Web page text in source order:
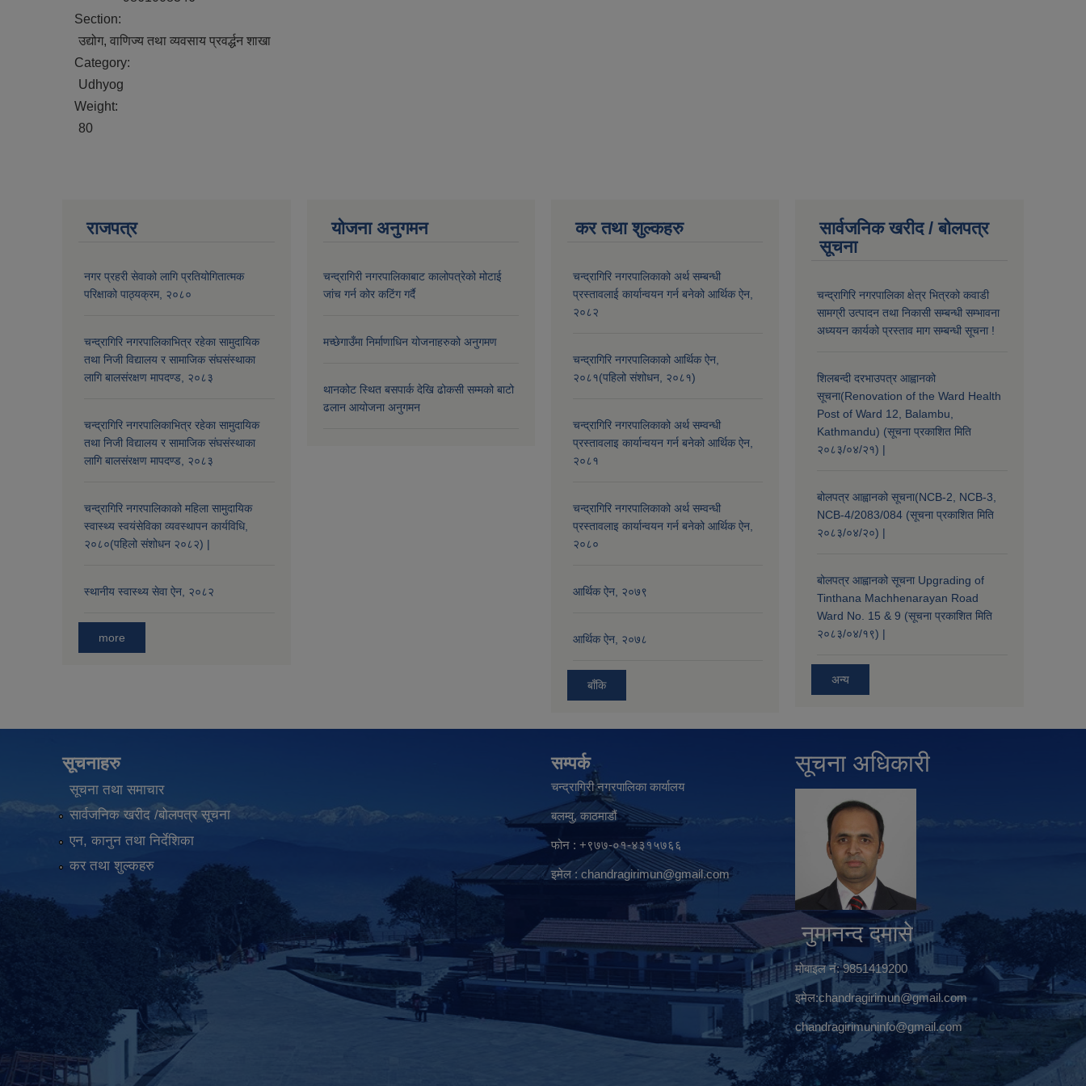
Section:
उद्योग, वाणिज्य तथा व्यवसाय प्रवर्द्धन शाखा
Category:
Udhyog
Weight:
80
राजपत्र
नगर प्रहरी सेवाको लागि प्रतियोगितात्मक
परिक्षाको पाठ्यक्रम, २०८०
चन्द्रागिरि नगरपालिकाभित्र रहेका सामुदायिक
तथा निजी विद्यालय र सामाजिक संघसंस्थाका
लागि बालसंरक्षण मापदण्ड, २०८३
चन्द्रागिरि नगरपालिकाभित्र रहेका सामुदायिक
तथा निजी विद्यालय र सामाजिक संघसंस्थाका
लागि बालसंरक्षण मापदण्ड, २०८३
चन्द्रागिरि नगरपालिकाको महिला सामुदायिक
स्वास्थ्य स्वयंसेविका व्यवस्थापन कार्यविधि,
२०८०(पहिलो संशोधन २०८२) |
स्थानीय स्वास्थ्य सेवा ऐन, २०८२
more
योजना अनुगमन
चन्द्रागिरी नगरपालिकाबाट कालोपत्रेको मोटाई
जांच गर्न कोर कटिंग गर्दै
मच्छेगाउँमा निर्माणाधिन योजनाहरुको अनुगमण
थानकोट स्थित बसपार्क देखि ढोकसी सम्मको बाटो
ढलान आयोजना अनुगमन
कर तथा शुल्कहरु
चन्द्रागिरि नगरपालिकाको अर्थ सम्बन्धी
प्रस्तावलाई कार्यान्वयन गर्न बनेको आर्थिक ऐन,
२०८२
चन्द्रागिरि नगरपालिकाको आर्थिक ऐन,
२०८१(पहिलो संशोधन, २०८१)
चन्द्रागिरि नगरपालिकाको अर्थ सम्वन्धी
प्रस्तावलाइ कार्यान्वयन गर्न बनेको आर्थिक ऐन,
२०८१
चन्द्रागिरि नगरपालिकाको अर्थ सम्वन्धी
प्रस्तावलाइ कार्यान्वयन गर्न बनेको आर्थिक ऐन,
२०८०
आर्थिक ऐन, २०७९
आर्थिक ऐन, २०७८
बाँकि
सार्वजनिक खरीद / बोलपत्र
सूचना
चन्द्रागिरि नगरपालिका क्षेत्र भित्रको कवाडी
सामग्री उत्पादन तथा निकासी सम्बन्धी सम्भावना
अध्ययन कार्यको प्रस्ताव माग सम्बन्धी सूचना !
शिलबन्दी दरभाउपत्र आह्वानको
सूचना(Renovation of the Ward Health
Post of Ward 12, Balambu,
Kathmandu) (सूचना प्रकाशित मिति
२०८३/०४/२१) |
बोलपत्र आह्वानको सूचना(NCB-2, NCB-3,
NCB-4/2083/084 (सूचना प्रकाशित मिति
२०८३/०४/२०) |
बोलपत्र आह्वानको सूचना Upgrading of
Tinthana Machhenarayan Road
Ward No. 15 & 9 (सूचना प्रकाशित मिति
२०८३/०४/१९) |
अन्य
सूचनाहरु
सूचना तथा समाचार
सार्वजनिक खरीद /बोलपत्र सूचना
एन, कानुन तथा निर्देशिका
कर तथा शुल्कहरु
सम्पर्क
चन्द्रागिरी नगरपालिका कार्यालय
बलम्वु, काठमाडौं
फोन : +९७७-०१-४३१५७६६
इमेल : chandragirimun@gmail.com
सूचना अधिकारी
नुमानन्द दमासे
मोबाइल नं: 9851419200
इमेल:chandragirimun@gmail.com
chandragirimuninfo@gmail.com